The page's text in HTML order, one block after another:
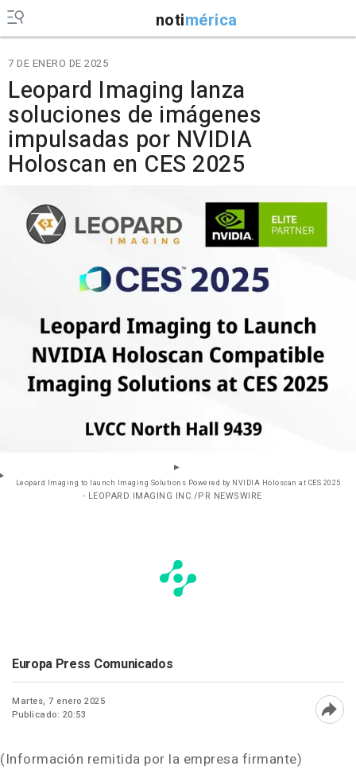
notimérica
7 DE ENERO DE 2025
Leopard Imaging lanza
soluciones de imágenes
impulsadas por NVIDIA
Holoscan en CES 2025
Leopard Imaging to launch Imaging Solutions Powered by NVIDIA Holoscan at CES 2025
- LEOPARD IMAGING INC./PR NEWSWIRE
Europa Press Comunicados
Martes, 7 enero 2025
Publicado: 20:53
(Información remitida por la empresa firmante)